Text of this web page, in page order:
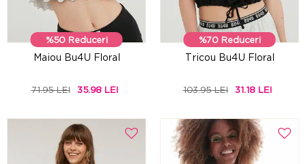
%50 Reduceri
Maiou Bu4U Floral
71.95 LEI 35.98 LEI
%70 Reduceri
Tricou Bu4U Floral
103.95 LEI 31.18 LEI